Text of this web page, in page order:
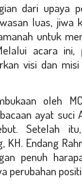
dari upaya
luas, jiwa
untuk
acara
visi dan
oleh
ayat suci
Setelah
KH. Endang
penuh
perubahan